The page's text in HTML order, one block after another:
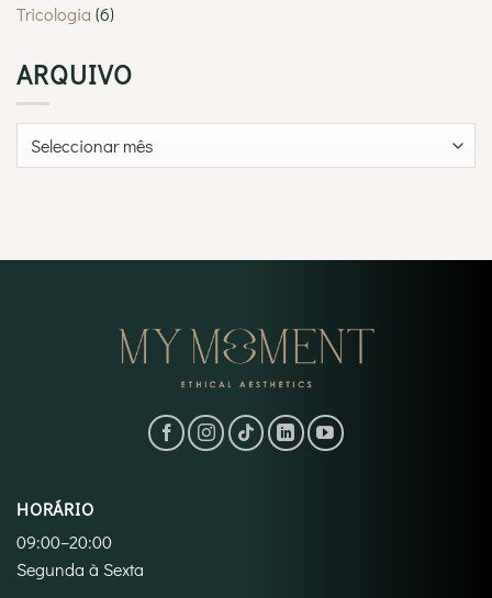
Tricologia (6)
ARQUIVO
Arquivo
HORÁRIO
09:00–20:00
Segunda à Sexta